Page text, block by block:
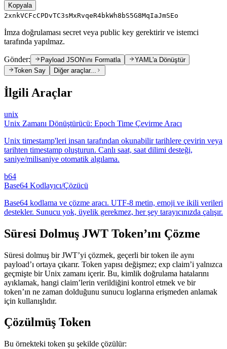
Kopyala
2xnkVCFcCPDvTC3sMxRvqeR4bkWh8bS5G8MqIaJmSEo
İmza doğrulaması secret veya public key gerektirir ve istemci
tarafında yapılmaz.
Gönder: Payload JSON'ını Formatla
YAML'a Dönüştür
Token Say
Diğer araçlar...
İlgili Araçlar
unix
Unix Zamanı Dönüştürücü: Epoch Time Çevirme Aracı
Unix timestamp'leri insan tarafından okunabilir tarihlere çevirin veya
tarihten timestamp oluşturun. Canlı saat, saat dilimi desteği,
saniye/milisaniye otomatik algılama.
b64
Base64 Kodlayıcı/Çözücü
Base64 kodlama ve çözme aracı. UTF-8 metin, emoji ve ikili verileri
destekler. Sunucu yok, üyelik gerekmez, her şey tarayıcınızda çalışır.
Süresi Dolmuş JWT Token’ını Çözme
Süresi dolmuş bir JWT’yi çözmek, geçerli bir token ile aynı
payload’ı ortaya çıkarır. Token yapısı değişmez; exp claim’i yalnızca
geçmişte bir Unix zamanı içerir. Bu, kimlik doğrulama hatalarını
ayıklamak, hangi claim’lerin verildiğini kontrol etmek ve bir
token’ın ne zaman dolduğunu sunucu loglarına erişmeden anlamak
için kullanışlıdır.
Çözülmüş Token
Bu örnekteki token şu şekilde çözülür: